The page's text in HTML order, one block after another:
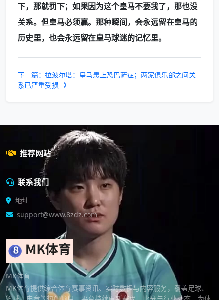
下，那就罚下；如果因为这个皇马不要我了，那也没
关系。但皇马必须赢。那种瞬间，会永远留在皇马的
历史里，也会永远留在皇马球迷的记忆里。
下一篇：拉波尔塔：皇马患上恐巴萨症；两家俱乐部之间关
系已严重受损
推荐网站
联系我们
地址
support@www.8zdz.com
MK体育
MK体育提供综合体育赛事资讯、实时数据与内容服务，覆盖足球、